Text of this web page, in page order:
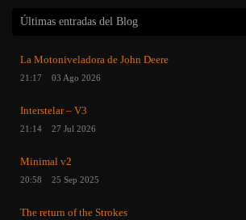
Últimas entradas del Blog
La Motoniveladora de John Deere
21:17 03 Ago 2026
Interstelar – V3
21:14 27 Jul 2026
Minimal v2
20:58 25 Sep 2025
The return of the Strokes